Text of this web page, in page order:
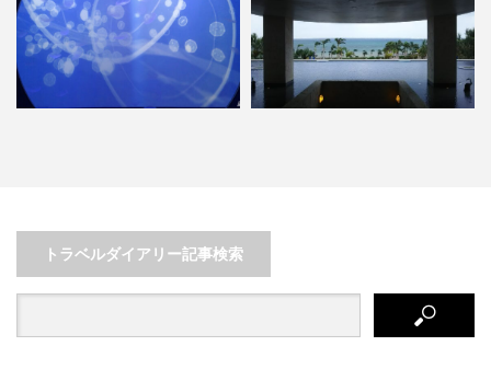
トラベルダイアリー記事検索